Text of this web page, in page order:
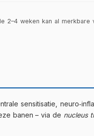
2–4 weken kan al merkbare
sensitisatie,
banen – via de nucleus